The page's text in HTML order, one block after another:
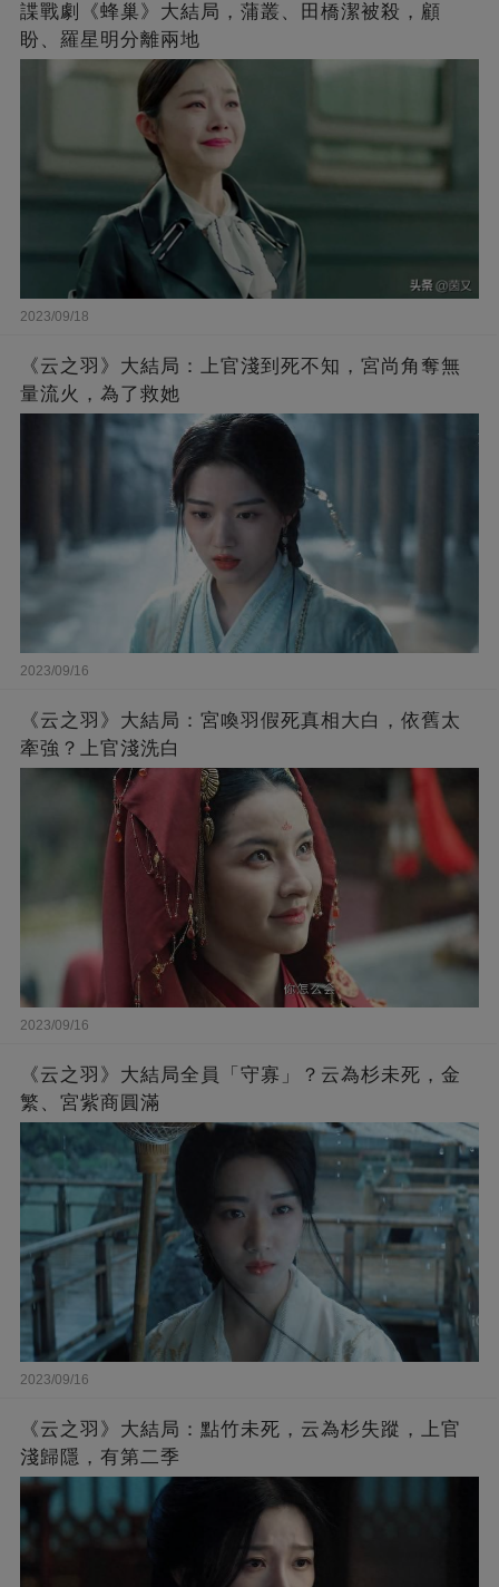
諜戰劇《蜂巢》大結局，蒲叢、田橋潔被殺，顧
盼、羅星明分離兩地
2023/09/18
《云之羽》大結局：上官淺到死不知，宮尚角奪無
量流火，為了救她
2023/09/16
《云之羽》大結局：宮喚羽假死真相大白，依舊太
牽強？上官淺洗白
2023/09/16
《云之羽》大結局全員「守寡」？云為杉未死，金
繁、宮紫商圓滿
2023/09/16
《云之羽》大結局：點竹未死，云為杉失蹤，上官
淺歸隱，有第二季